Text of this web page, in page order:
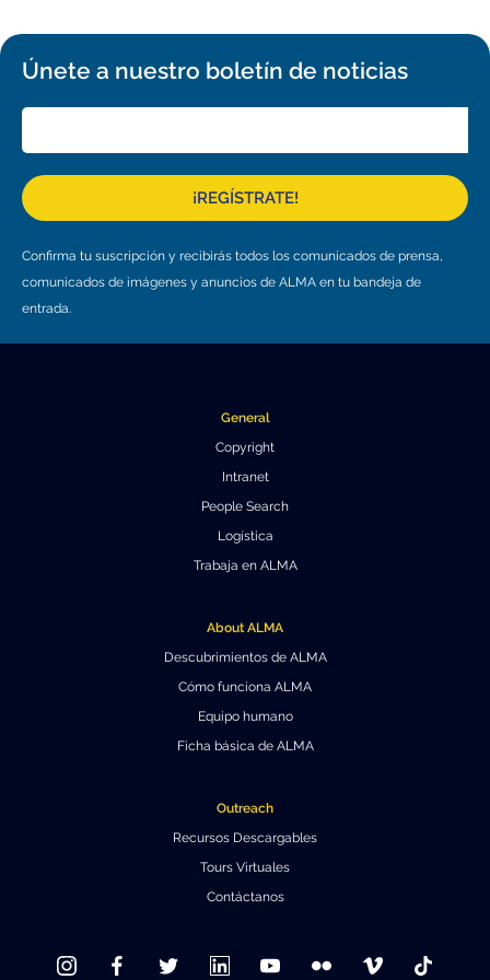
Slack de conferencia
Información para expositores
Grabaciones
Logística de carteles
Personas
Declaración de privacidad
Únete a nuestro boletín de noticias
¡REGÍSTRATE!
Confirma tu suscripción y recibirás todos los comunicados de prensa,
comunicados de imágenes y anuncios de ALMA en tu bandeja de
entrada.
General
Copyright
Intranet
People Search
Logística
Trabaja en ALMA
About ALMA
Descubrimientos de ALMA
Cómo funciona ALMA
Equipo humano
Ficha básica de ALMA
Outreach
Recursos Descargables
Tours Virtuales
Contáctanos